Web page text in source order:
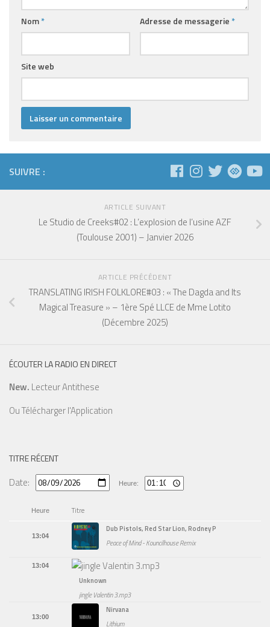
Nom* Adresse de messagerie *
Site web
SUIVRE :
ARTICLE SUIVANT
Le Studio de Creeks#02 : L’explosion de l’usine AZF
(Toulouse 2001) – Janvier 2026
ARTICLE PRÉCÉDENT
TRANSLATING IRISH FOLKLORE#03 : « The Dagda and Its
Magical Treasure » – 1ère Spé LLCE de Mme Lotito
(Décembre 2025)
ÉCOUTER LA RADIO EN DIRECT
New. Lecteur Antithese
OuTélécharger l'Application
TITRE RÉCENT
Date: Heure:
Heure Titre
13:04
Dub Pistols, Red Star Lion, Rodney P
Peace of Mind - Kouncilhouse Remix
13:04
Unknown
jingle Valentin 3.mp3
13:00
Nirvana
Lithium